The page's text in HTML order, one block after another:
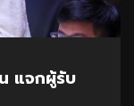
แจกผู้รับ